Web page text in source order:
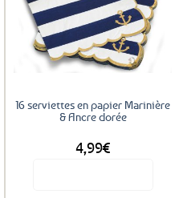
Ajouter
aux
favoris
16 serviettes en papier Marinière
& Ancre dorée
4,99€